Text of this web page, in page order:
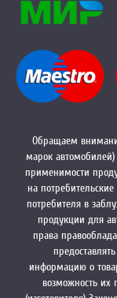
Обращаем
марок
применимости
на
потребителя в
продукции для
права
информацию о
возможность их